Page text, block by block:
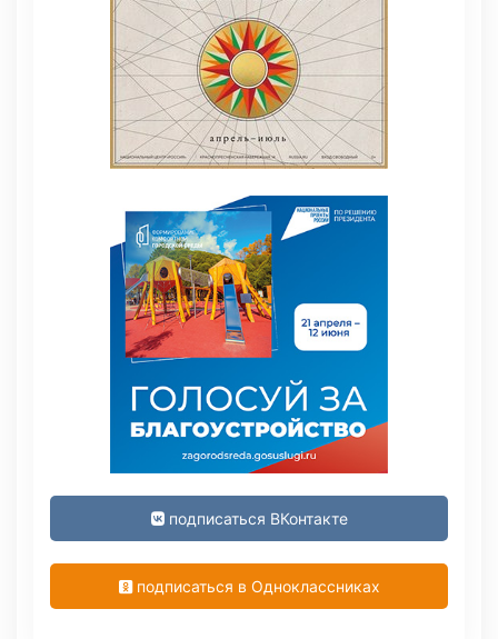
подписаться ВКонтакте
подписаться в Одноклассниках